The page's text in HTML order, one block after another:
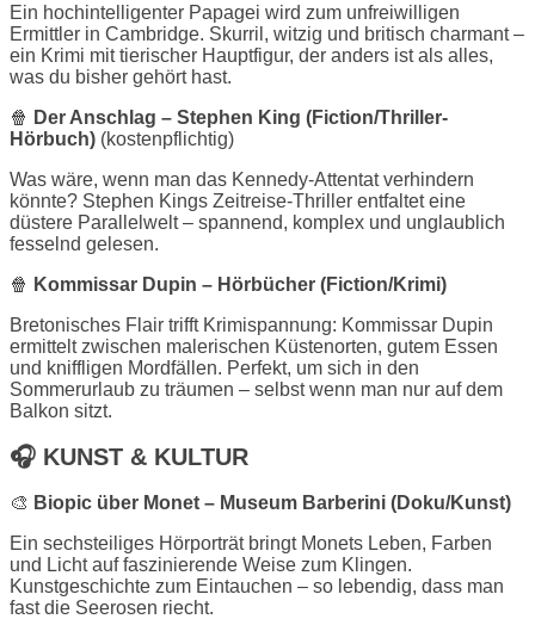
Ein hochintelligenter Papagei wird zum unfreiwilligen
Ermittler in Cambridge. Skurril, witzig und britisch charmant –
ein Krimi mit tierischer Hauptfigur, der anders ist als alles,
was du bisher gehört hast.
🍿 Der Anschlag – Stephen King (Fiction/Thriller-
Hörbuch) (kostenpflichtig)
Was wäre, wenn man das Kennedy-Attentat verhindern
könnte? Stephen Kings Zeitreise-Thriller entfaltet eine
düstere Parallelwelt – spannend, komplex und unglaublich
fesselnd gelesen.
🍿 Kommissar Dupin – Hörbücher (Fiction/Krimi)
Bretonisches Flair trifft Krimispannung: Kommissar Dupin
ermittelt zwischen malerischen Küstenorten, gutem Essen
und kniffligen Mordfällen. Perfekt, um sich in den
Sommerurlaub zu träumen – selbst wenn man nur auf dem
Balkon sitzt.
🎧 KUNST & KULTUR
🎨 Biopic über Monet – Museum Barberini (Doku/Kunst)
Ein sechsteiliges Hörporträt bringt Monets Leben, Farben
und Licht auf faszinierende Weise zum Klingen.
Kunstgeschichte zum Eintauchen – so lebendig, dass man
fast die Seerosen riecht.